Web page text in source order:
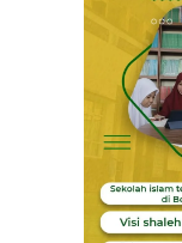
Pribadi Mulya